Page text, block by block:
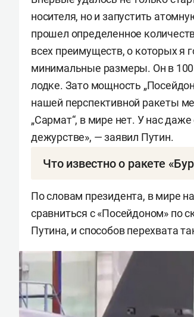
носителя, но и запустить
прошел определенное
всех преимуществ, о которых я
минимальные размеры. Он в
лодке. Зато мощность
нашей перспективной ракеты
„Сармат“, в мире нет. У нас
дежурстве», — заявил Путин.
Что известно о ракете
ядерной энергетической
за счет малого расхода
сообщил президент России
марта 2018 года. Испытания
Ранее глава государства в
По словам президента, в мире
сравниться с «Посейдоном» по
Путина, и способов перехвата